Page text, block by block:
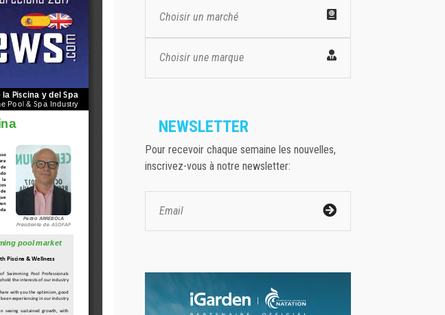
Choisir un marché
Choisir une marque
NEWSLETTER
Pour recevoir chaque semaine les nouvelles,
inscrivez-vous à notre newsletter: